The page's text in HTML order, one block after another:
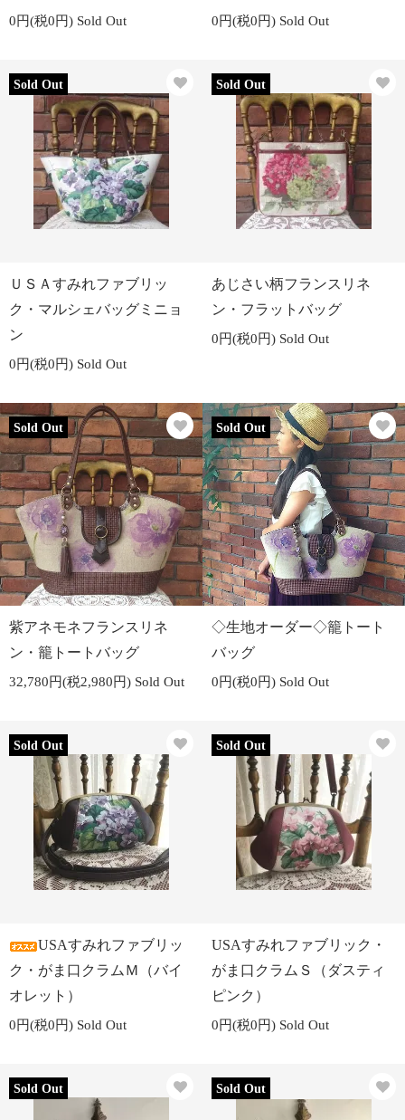
0円(税0円) Sold Out 0円(税0円) Sold Out
Sold Out
ＵＳＡすみれファブリッ
ク・マルシェバッグミニョ
ン
0円(税0円) Sold Out
Sold Out
あじさい柄フランスリネ
ン・フラットバッグ
0円(税0円) Sold Out
Sold Out
紫アネモネフランスリネ
ン・籠トートバッグ
32,780円(税2,980円) Sold Out
Sold Out
◇生地オーダー◇籠トート
バッグ
0円(税0円) Sold Out
Sold Out
USAすみれファブリッ
ク・がま口クラムＭ（バイ
オレット）
0円(税0円) Sold Out
Sold Out
USAすみれファブリック・
がま口クラムＳ（ダスティ
ピンク）
0円(税0円) Sold Out
Sold Out Sold Out